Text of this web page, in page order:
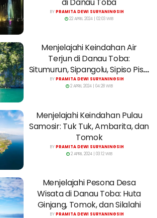
BYPRAMITA DEWI SURYANINGSIH
22 APRIL 2024 | 02:03 WIB
Menjelajahi Keindahan Air
Terjun di Danau Toba:
Situmurun, Sipangolu, Sipiso Piso,
dan Janji
BYPRAMITA DEWI SURYANINGSIH
2 APRIL 2024 | 04:28 WIB
Menjelajahi Keindahan Pulau
Samosir: Tuk Tuk, Ambarita, dan
Tomok
BYPRAMITA DEWI SURYANINGSIH
2 APRIL 2024 | 03:12 WIB
Menjelajahi Pesona Desa
Wisata di Danau Toba: Huta
Ginjang, Tomok, dan Silalahi
BYPRAMITA DEWI SURYANINGSIH